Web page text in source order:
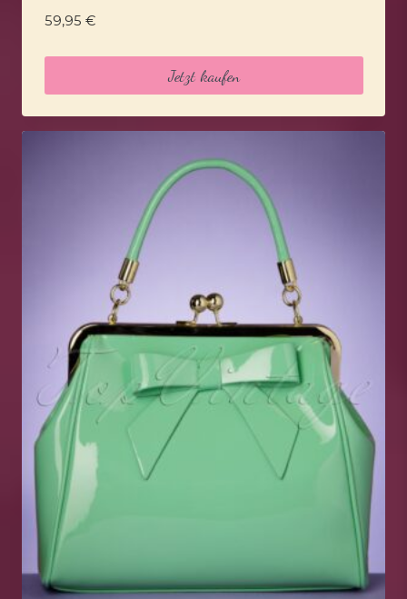
59,95 €
Jetzt kaufen